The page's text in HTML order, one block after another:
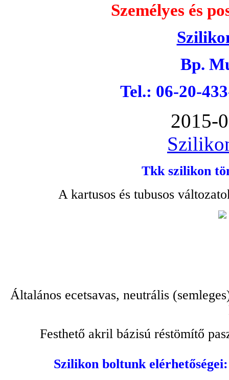
Személyes és
Bp.
Tel.: 06-20-
2015-
Tkk szilikon
A kartusos és tubusos
Általános ecetsavas, neutrális
Festhető akril bázisú réstömítő
Szilikon boltunk